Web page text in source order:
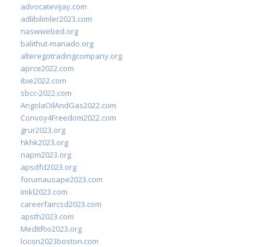
advocatevijay.com
adlibilimler2023.com
naswwebed.org
balithut-manado.org
alteregotradingcompany.org
aprce2022.com
ibie2022.com
sbcc-2022.com
AngolaOilAndGas2022.com
Convoy4Freedom2022.com
grur2023.org
hkhk2023.org
napm2023.org
apsdfd2023.org
forumausape2023.com
imkl2023.com
careerfaircsd2023.com
apsth2023.com
MedItRio2023.org
lcicon2023boston.com